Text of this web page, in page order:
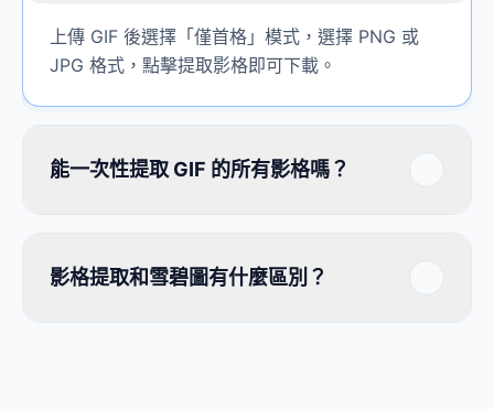
上傳 GIF 後選擇「僅首格」模式，選擇 PNG 或
JPG 格式，點擊提取影格即可下載。
能一次性提取 GIF 的所有影格嗎？
影格提取和雪碧圖有什麼區別？